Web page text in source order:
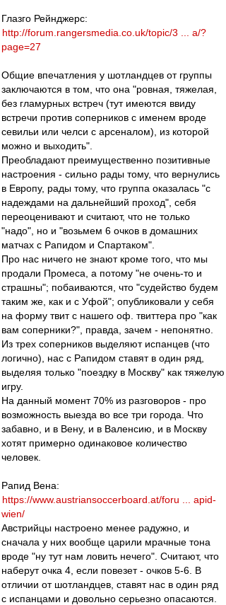
Глазго Рейнджерс:
http://forum.rangersmedia.co.uk/topic/3 ... a/?
page=27
Общие впечатления у шотландцев от группы
заключаются в том, что она "ровная, тяжелая,
без гламурных встреч (тут имеются ввиду
встречи против соперников с именем вроде
севильи или челси с арсеналом), из которой
можно и выходить".
Преобладают преимущественно позитивные
настроения - сильно рады тому, что вернулись
в Европу, рады тому, что группа оказалась "с
надеждами на дальнейший проход", себя
переоценивают и считают, что не только
"надо", но и "возьмем 6 очков в домашних
матчах с Рапидом и Спартаком".
Про нас ничего не знают кроме того, что мы
продали Промеса, а потому "не очень-то и
страшны"; побаиваются, что "судейство будем
таким же, как и с Уфой"; опубликовали у себя
на форму твит с нашего оф. твиттера про "как
вам соперники?", правда, зачем - непонятно.
Из трех соперников выделяют испанцев (что
логично), нас с Рапидом ставят в один ряд,
выделяя только "поездку в Москву" как тяжелую
игру.
На данный момент 70% из разговоров - про
возможность выезда во все три города. Что
забавно, и в Вену, и в Валенсию, и в Москву
хотят примерно одинаковое количество
человек.
Рапид Вена:
https://www.austriansoccerboard.at/foru ... apid-
wien/
Австрийцы настроено менее радужно, и
сначала у них вообще царили мрачные тона
вроде "ну тут нам ловить нечего". Считают, что
наберут очка 4, если повезет - очков 5-6. В
отличии от шотландцев, ставят нас в один ряд
с испанцами и довольно серьезно опасаются.